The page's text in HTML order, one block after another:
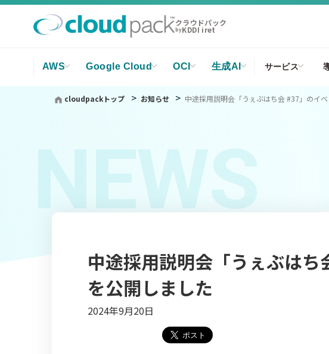
クラウドパック
byKDDI iret
AWS Google Cloud OCI 生成AI サービス
cloudpackトップ お知らせ 中途採用説明会「うぇぶはち会 #37」のイ
NEWS
中途採用説明会「うぇぶは
を公開しました
2024年9月20日